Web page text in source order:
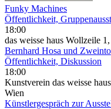
Funky Machines
Öffentlichkeit,
18:00
das weisse haus Wollzeile
Bernhard Hosa und
Öffentlichkeit, Diskussion
18:00
Kunstverein das weisse
Wien
Künstlergespräch zur